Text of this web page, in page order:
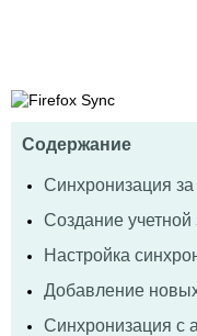
Содержание
Синхронизация
Создание учетной
Настройка
Добавление
Синхронизация с